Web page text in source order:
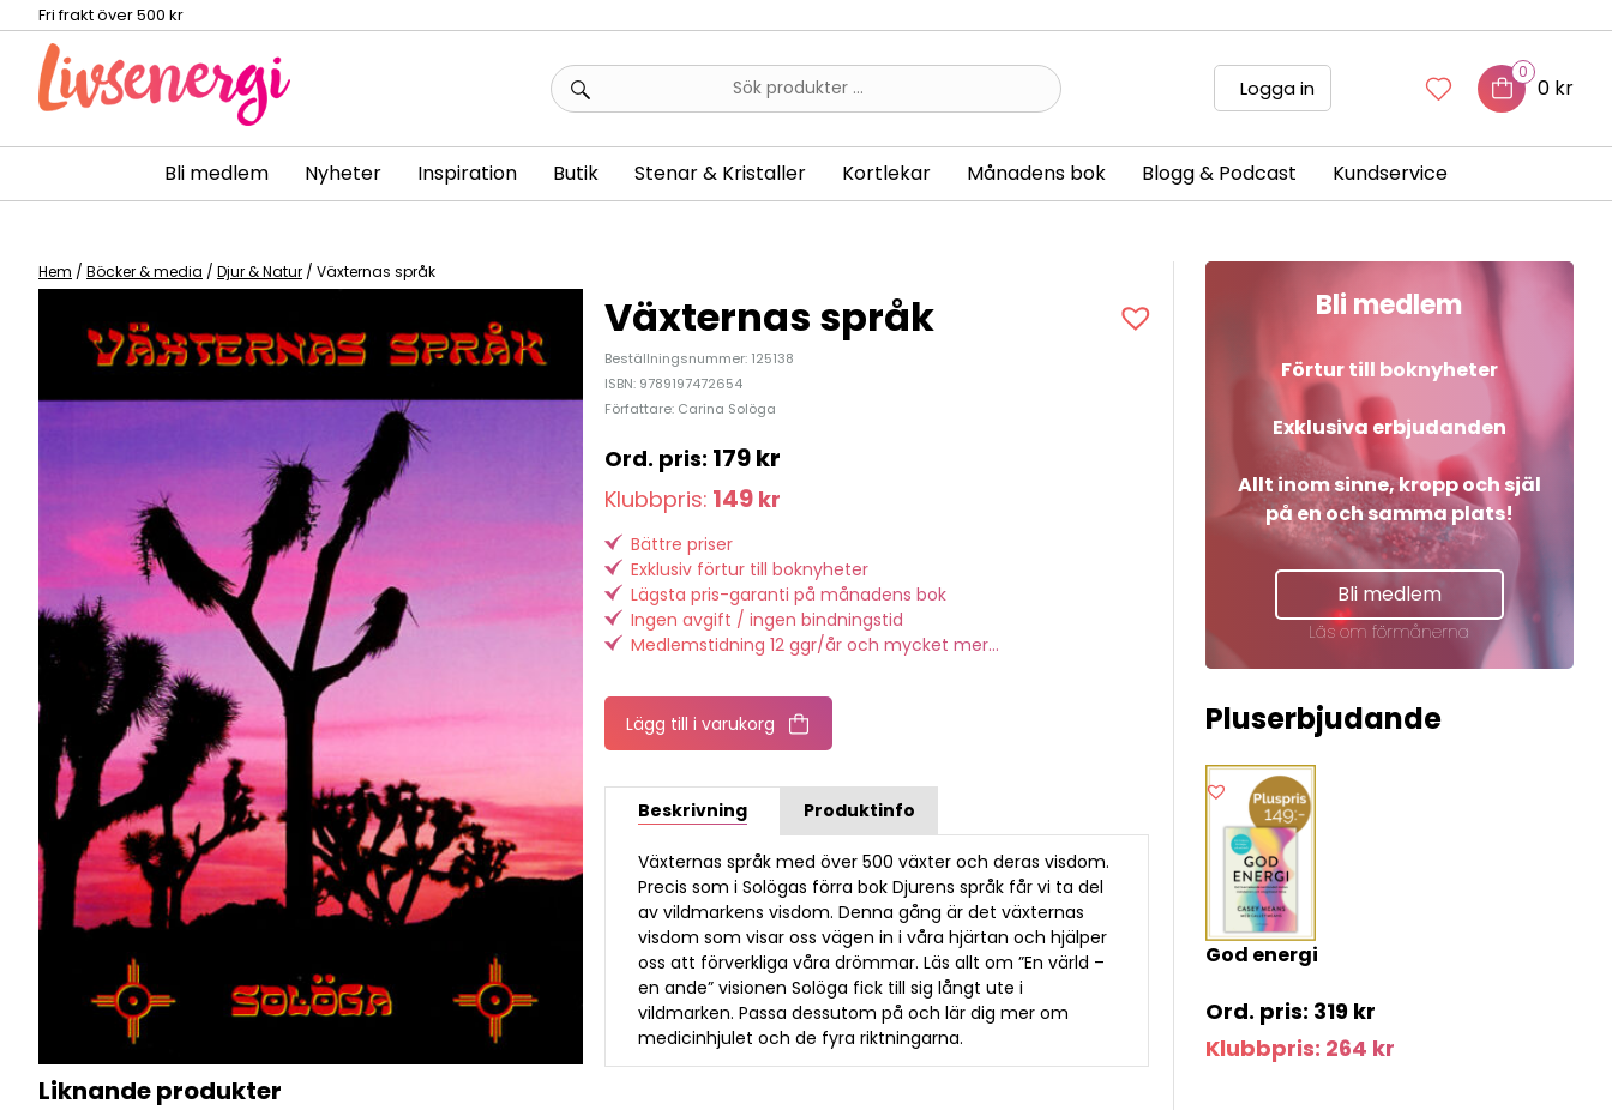
content
Fri frakt över 500 kr
Sök
efter:
Logga in
0
0 kr
Bli medlem Nyheter Inspiration Butik Stenar & Kristaller Kortlekar Månadens bok Blogg & Podcast Kundservice
Hem / Böcker & media / Djur & Natur / Växternas språk
Växternas språk
Beställningsnummer: 125138
ISBN: 9789197472654
Författare: Carina Solöga
179kr
Klubbpris: 149 kr
Bättre priser
Exklusiv förtur till boknyheter
Lägsta pris-garanti på månadens bok
Ingen avgift / ingen bindningstid
Medlemstidning 12 ggr/år och mycket mer...
Lägg till i varukorg
Beskrivning Produktinfo
Växternas språk med över 500 växter och deras visdom.
Precis som i Solögas förra bok Djurens språk får vi ta del
av vildmarkens visdom. Denna gång är det växternas
visdom som visar oss vägen in i våra hjärtan och hjälper
oss att förverkliga våra drömmar. Läs allt om ”En värld –
en ande” visionen Solöga fick till sig långt ute i
vildmarken. Passa dessutom på och lär dig mer om
medicinhjulet och de fyra riktningarna.
Liknande produkter
Bli medlem
Förtur till boknyheter
Exklusiva erbjudanden
Allt inom sinne, kropp och själ
på en och samma plats!
Bli medlem
Läs om förmånerna
Pluserbjudande
God energi
319 kr
Klubbpris: 264 kr